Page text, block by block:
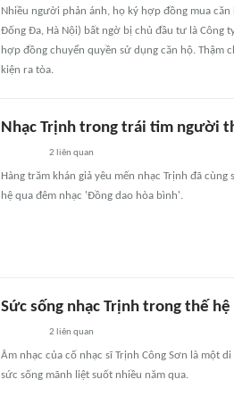
Nhiều người phản ánh, họ ký hợp đồng mua căn
Đống Đa, Hà Nội) bất ngờ bị chủ đầu tư là Công
hợp đồng chuyển quyền sử dụng căn hộ. Thậm
kiện ra tòa.
Nhạc Trịnh trong trái tim người
2 liên quan
Hàng trăm khán giả yêu mến nhạc Trịnh đã
hệ qua đêm nhạc 'Đồng dao hòa bình'.
Sức sống nhạc Trịnh trong thế
2 liên quan
Âm nhạc của cố nhạc sĩ Trịnh Công Sơn là một
sức sống mãnh liệt suốt nhiều năm qua.